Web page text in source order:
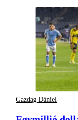
Gazdag Dániel